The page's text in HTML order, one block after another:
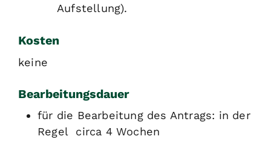
Aufstellung).
Kosten
keine
Bearbeitungsdauer
für die Bearbeitung des Antrags: in der
Regel circa 4 Wochen